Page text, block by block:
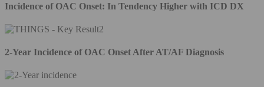
Incidence of OAC Onset: In Tendency Higher with ICD DX
2-Year Incidence of OAC Onset After AT/AF Diagnosis